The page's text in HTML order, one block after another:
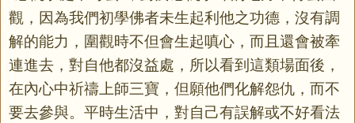
觀，因為我們初學佛者未生起利他之功德，沒有調
解的能力，圍觀時不但會生起嗔心，而且還會被牽
連進去，對自他都沒益處，所以看到這類場面後，
在內心中祈禱上師三寶，但願他們化解怨仇，而不
要去參與。平時生活中，對自己有誤解或不好看法